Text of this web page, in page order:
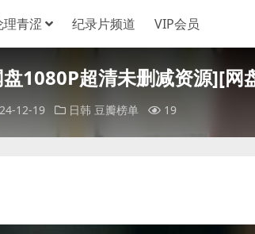
理青涩 纪录片频道 VIP会员
1080P超清未删减资源][
12-19 日韩 豆瓣榜单 19